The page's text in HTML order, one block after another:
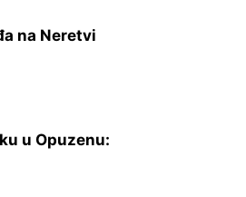
na Neretvi
u Opuzenu: